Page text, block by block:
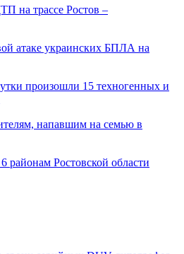
на трассе Ростов –
атаке украинских БПЛА на
произошли 15 техногенных и
напавшим на семью в
Ростовской области